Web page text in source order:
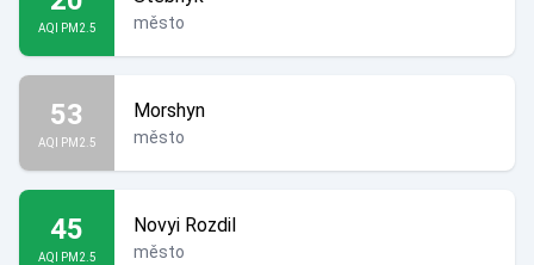
AQI PM2.5 město
53
AQI PM2.5
Morshyn
město
45
AQI PM2.5
Novyi Rozdil
město